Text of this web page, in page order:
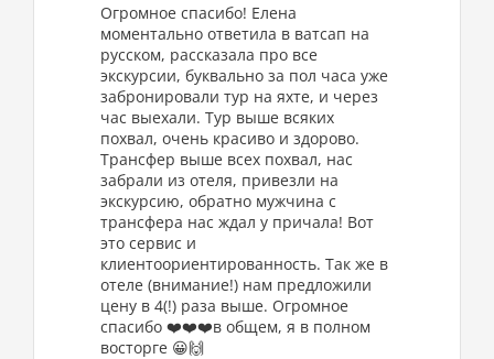
Огромное спасибо! Елена
моментально ответила в ватсап на
русском, рассказала про все
экскурсии, буквально за пол часа уже
забронировали тур на яхте, и через
час выехали. Тур выше всяких
похвал, очень красиво и здорово.
Трансфер выше всех похвал, нас
забрали из отеля, привезли на
экскурсию, обратно мужчина с
трансфера нас ждал у причала! Вот
это сервис и
клиентоориентированность. Так же в
отеле (внимание!) нам предложили
цену в 4(!) раза выше. Огромное
спасибо ❤️❤️❤️в общем, я в полном
восторге 😀🙌